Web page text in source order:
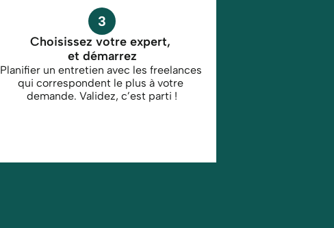
3
Choisissez votre expert,
et démarrez
Planifier un entretien avec les freelances
qui correspondent le plus à votre
demande. Validez, c’est parti !